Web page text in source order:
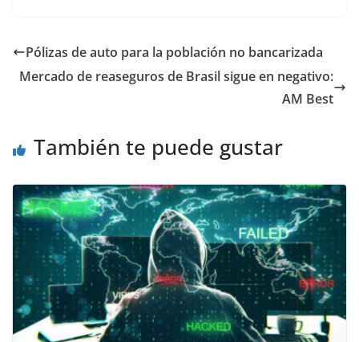
Pólizas de auto para la población no bancarizada
Mercado de reaseguros de Brasil sigue en negativo:
AM Best
También te puede gustar